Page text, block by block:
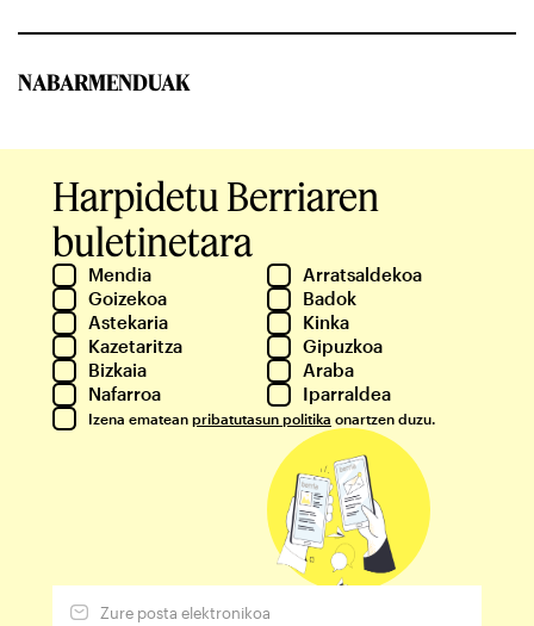
NABARMENDUAK
Harpidetu Berriaren
buletinetara
Mendia
Arratsaldekoa
Goizekoa
Badok
Astekaria
Kinka
Kazetaritza
Gipuzkoa
Bizkaia
Araba
Nafarroa
Iparraldea
Izena ematean pribatutasun politika onartzen duzu.